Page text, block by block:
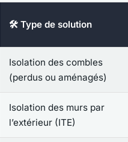
🛠️ Type de solution
Isolation des combles
(perdus ou aménagés)
Isolation des murs par
l’extérieur (ITE)